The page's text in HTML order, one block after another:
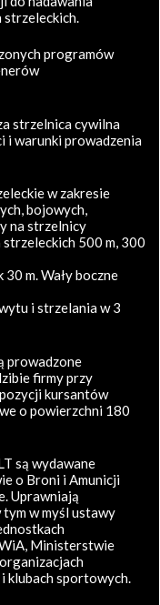
strzeleckich.
programów
strzelnica cywilna
i warunki prowadzenia
w zakresie
bojowych,
na strzelnicy
strzeleckich 500 m, 300
m. Wały boczne
i strzelania w 3
prowadzone
firmy przy
kursantów
o powierzchni 180
są wydawane
o Broni i Amunicji
Uprawniają
w myśl ustawy
Ministerstwie
klubach sportowych.